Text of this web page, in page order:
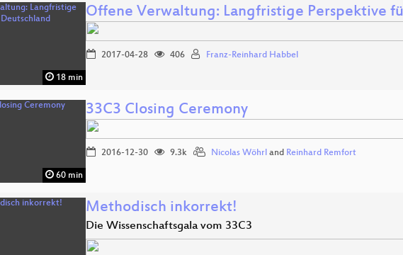
18 min
Offene Verwaltung: Langfristige Perspektive
2017-04-28 406 Franz-Reinhard Habbel
60 min
33C3 Closing Ceremony
2016-12-30 9.3k Nicolas Wöhrl and Reinhard Remfort
Methodisch inkorrekt!
Die Wissenschaftsgala vom 33C3